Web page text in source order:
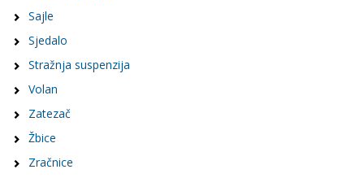
Sajle
Sjedalo
Stražnja suspenzija
Volan
Zatezač
Žbice
Zračnice